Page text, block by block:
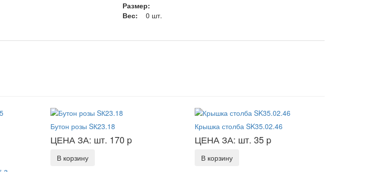
Размер:
Вес:
0 шт.
Бутон розы SК23.18
ЦЕНА ЗА: шт. 170 p
В корзину
Крышка столба SK35.02.46
ЦЕНА ЗА: шт. 35 p
В корзину